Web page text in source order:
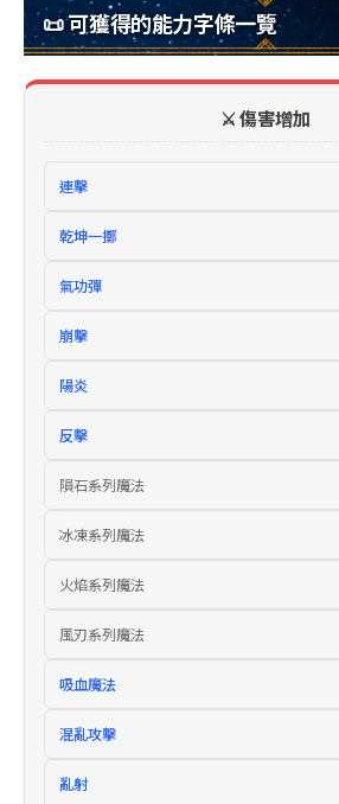
📜 可獲得的能力字條一覽
⚔️ 傷害增加
連擊
乾坤一擲
氣功彈
崩擊
陽炎
反擊
隕石系列魔法
冰凍系列魔法
火焰系列魔法
風刃系列魔法
吸血魔法
混亂攻擊
亂射